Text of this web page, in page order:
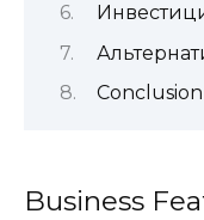
Conclusion
Business